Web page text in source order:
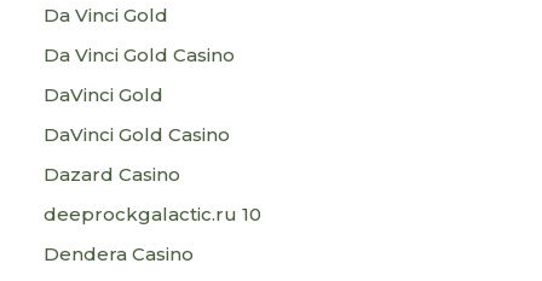
Da Vinci Gold
Da Vinci Gold Casino
DaVinci Gold
DaVinci Gold Casino
Dazard Casino
deeprockgalactic.ru 10
Dendera Casino